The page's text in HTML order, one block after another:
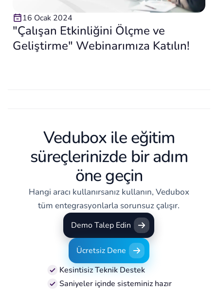
16 Ocak 2024
"Çalışan Etkinliğini Ölçme ve
Geliştirme" Webinarımıza Katılın!
Vedubox ile eğitim
süreçlerinizde bir adım
öne geçin
Hangi aracı kullanırsanız kullanın, Vedubox
tüm entegrasyonlarla sorunsuz çalışır.
Demo Talep Edin
Demo Talep Edin
Ücretsiz Dene
Ücretsiz Dene
Kesintisiz Teknik Destek
Saniyeler içinde sisteminiz hazır